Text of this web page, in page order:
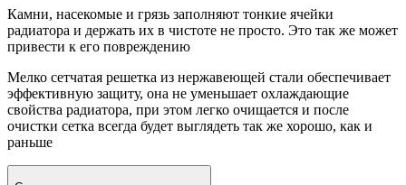
Камни, насекомые и грязь заполняют тонкие ячейки
радиатора и держать их в чистоте не просто. Это так же может
привести к его повреждению
Мелко сетчатая решетка из нержавеющей стали обеспечивает
эффективную защиту, она не уменьшает охлаждающие
свойства радиатора, при этом легко очищается и после
очистки сетка всегда будет выглядеть так же хорошо, как и
раньше